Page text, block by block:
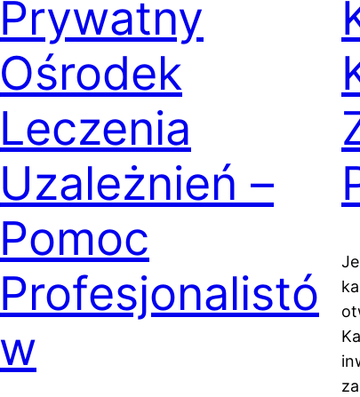
Prywatny
Ośrodek
Leczenia
Uzależnień –
Pomoc
Profesjonalistó
w